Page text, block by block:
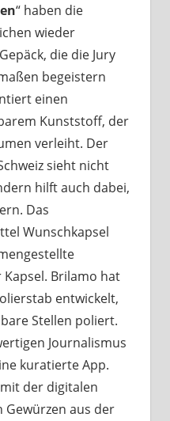
“ haben die
wieder
die die Jury
begeistern
einen
Kunststoff, der
verleiht. Der
sieht nicht
hilft auch dabei,
Das
Wunschkapsel
Brilamo hat
entwickelt,
Stellen poliert.
Journalismus
kuratierte App.
der digitalen
aus der